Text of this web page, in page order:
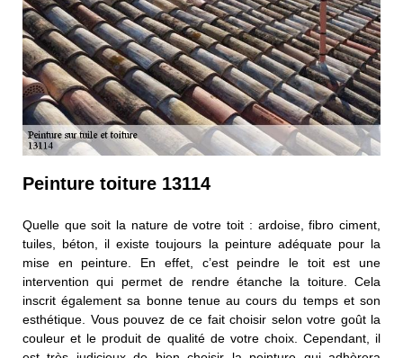
Peinture toiture 13114
Quelle que soit la nature de votre toit : ardoise, fibro ciment,
tuiles, béton, il existe toujours la peinture adéquate pour la
mise en peinture. En effet, c’est peindre le toit est une
intervention qui permet de rendre étanche la toiture. Cela
inscrit également sa bonne tenue au cours du temps et son
esthétique. Vous pouvez de ce fait choisir selon votre goût la
couleur et le produit de qualité de votre choix. Cependant, il